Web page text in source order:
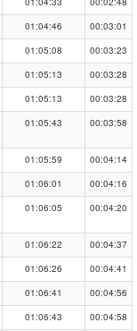
01:04:46
00:03:01
01:05:08
00:03:23
01:05:13
00:03:28
01:05:13
00:03:28
01:05:43 00:03:58
01:05:59
00:04:14
01:06:01
00:04:16
01:06:05 00:04:20
01:06:22
00:04:37
01:06:26
00:04:41
01:06:41
00:04:56
01:06:43
00:04:58